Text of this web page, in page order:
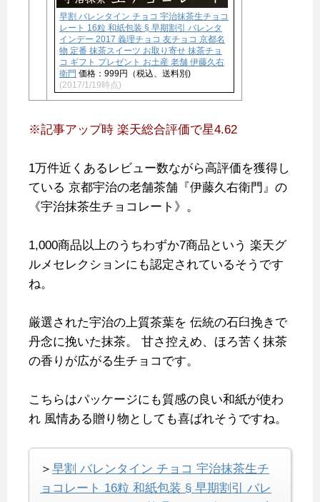
早割 バレンタイン チョコ 宇治抹茶生チョコ
レート 16粒 和紙包装 § 早期割引 バレンタ
インデー 2017 義理チョコ 友チョコ 京都名
物 定番 抹茶スイーツ お取り寄せ 抹茶チョ
コ ギフト プレゼント お土産 老舗 伊藤久右
衛門 価格：999円（税込、送料別)
(2017/1/19時点)
※記事アップ時 楽天総合評価で星4.62
1万件近くあるレビュー数ながら高評価を獲得し
ている 京都宇治の老舗茶舗『伊藤久右衛門』の
《宇治抹茶生チョコレート》。
1,000商品以上のうちわずか7商品という 楽天グ
ルメセレクションにも認定されているそうです
ね。
厳選された宇治の上質茶葉を 伝統の石臼挽きで
丹念に挽いた抹茶。
甘さ控えめ、ほろ苦く抹茶
の香りが広がる生チョコです。
こちらはパッケージにも質感の良い和紙が使わ
れ 風情ある贈り物としても喜ばれそうですね。
＞ 早割 バレンタイン チョコ 宇治抹茶生チ
ョコレート 16粒 和紙包装 § 早期割引 バレ